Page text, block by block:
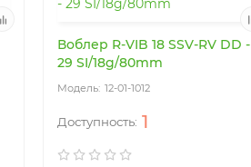
Воблер R-VIB 18 SSV-RV DD -
29 SI/18g/80mm
12-01-1012
1